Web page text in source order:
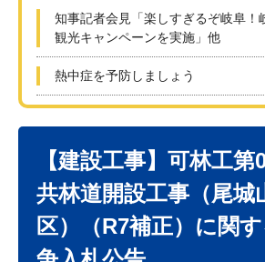
知事記者会見「楽しすぎるぞ岐阜！
観光キャンペーンを実施」他
熱中症を予防しましょう
【建設工事】可林工
共林道開設工事（尾城
区）（R7補正）に関